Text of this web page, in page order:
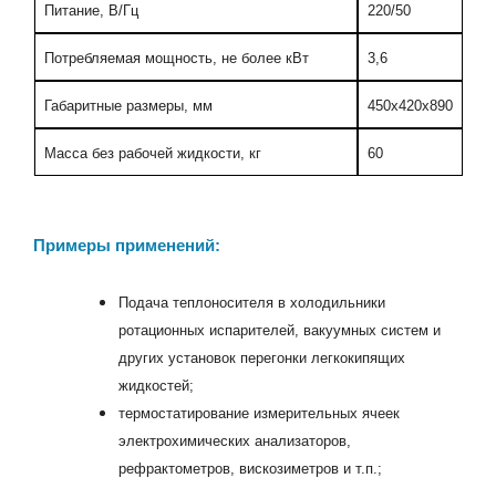
Питание, В/Гц 220/50
Потребляемая мощность, не более кВт 3,6
Габаритные размеры, мм 450х420х890
Масса без рабочей жидкости, кг 60
Примеры применений:
Подача теплоносителя в холодильники
ротационных испарителей, вакуумных систем и
других установок перегонки легкокипящих
жидкостей;
термостатирование измерительных ячеек
электрохимических анализаторов,
рефрактометров, вискозиметров и т.п.;